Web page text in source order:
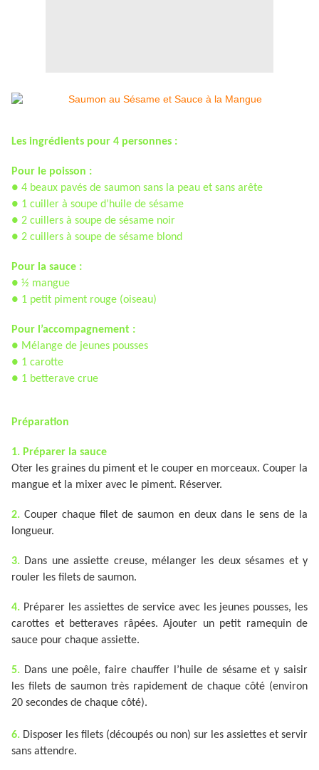
Les ingrédients pour 4 personnes :
Pour le poisson :
● 4 beaux pavés de saumon sans la peau et sans arête
● 1 cuiller à soupe d’huile de sésame
● 2 cuillers à soupe de sésame noir
● 2 cuillers à soupe de sésame blond
Pour la sauce :
● ½ mangue
● 1 petit piment rouge (oiseau)
Pour l’accompagnement :
● Mélange de jeunes pousses
● 1 carotte
● 1 betterave crue
Préparation
1. Préparer la sauce
Oter les graines du piment et le couper en morceaux. Couper la
mangue et la mixer avec le piment. Réserver.
2. Couper chaque filet de saumon en deux dans le sens de la
longueur.
3. Dans une assiette creuse, mélanger les deux sésames et y
rouler les filets de saumon.
4. Préparer les assiettes de service avec les jeunes pousses, les
carottes et betteraves râpées. Ajouter un petit ramequin de
sauce pour chaque assiette.
5. Dans une poêle, faire chauffer l’huile de sésame et y saisir
les filets de saumon très rapidement de chaque côté (environ
20 secondes de chaque côté).
6. Disposer les filets (découpés ou non) sur les assiettes et servir
sans attendre.